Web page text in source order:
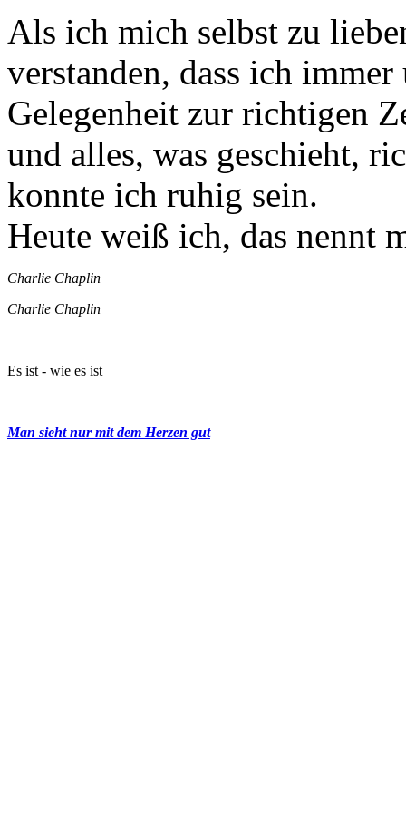
Als ich mich selbst zu
verstanden, dass ich
Gelegenheit zur richtigen
und alles, was geschieht,
konnte ich ruhig sein.
Heute weiß ich, das nennt
Charlie Chaplin
Charlie Chaplin
Es ist - wie es ist
Man sieht nur mit dem Herzen gut